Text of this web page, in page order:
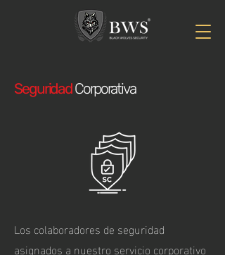
SeguridadCorporativa
Los colaboradores de seguridad
asignados a nuestro servicio corporativo